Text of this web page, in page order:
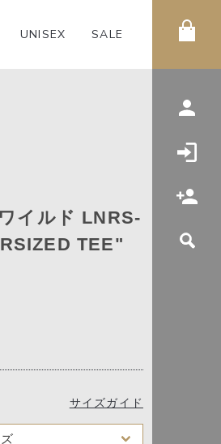
UNISEX SALE
イルド LNRS-
TEE"
サイズガイド